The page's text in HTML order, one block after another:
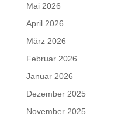
Mai 2026
April 2026
März 2026
Februar 2026
Januar 2026
Dezember 2025
November 2025